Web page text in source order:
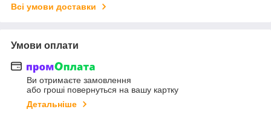
Всі умови доставки
Умови оплати
Ви отримаєте замовлення
або гроші повернуться на вашу картку
Детальніше